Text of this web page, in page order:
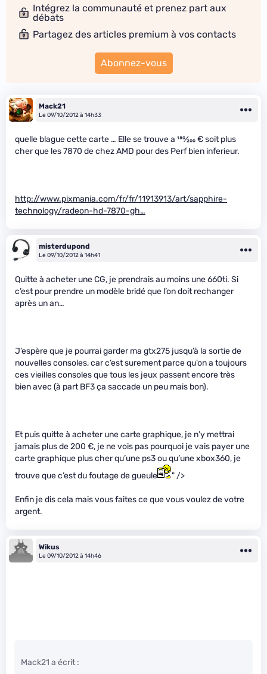
Intégrez la communauté et prenez part aux
débats
Partagez des articles premium à vos contacts
Abonnez-vous
Mack21
Le 09/10/2012 à 14h33
quelle blague cette carte … Elle se trouve a 180⁄200€ soit plus
cher que les 7870 de chez AMD pour des Perf bien inferieur.
http://www.pixmania.com/fr/fr/11913913/art/sapphire-
technology/radeon-hd-7870-gh…
misterdupond
Le 09/10/2012 à 14h41
Quitte à acheter une CG, je prendrais au moins une 660ti. Si
c’est pour prendre un modèle bridé que l’on doit rechanger
après un an…
J’espère que je pourrai garder ma gtx275 jusqu’à la sortie de
nouvelles consoles, car c’est surement parce qu’on a toujours
ces vieilles consoles que tous les jeux passent encore très
bien avec (à part BF3 ça saccade un peu mais bon).
Et puis quitte à acheter une carte graphique, je n’y mettrai
jamais plus de 200 €, je ne vois pas pourquoi je vais payer une
carte graphique plus cher qu’une ps3 ou qu’une xbox360, je
trouve que c’est du foutage de gueule
" />
Enfin je dis cela mais vous faites ce que vous voulez de votre
argent.
Wikus
Le 09/10/2012 à 14h46
Mack21 a écrit :